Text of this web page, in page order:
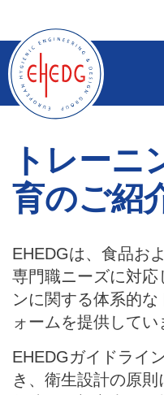
トレーニ
育のご紹
EHEDGは、食品お
専門職ニーズに対応
ンに関する体系的
ォームを提供してい
EHEDGガイドライ
き、衛生設計の原